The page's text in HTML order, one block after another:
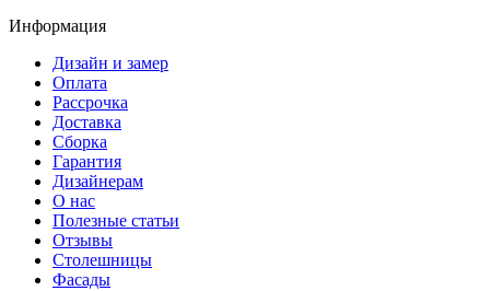
Информация
Дизайн и замер
Оплата
Рассрочка
Доставка
Сборка
Гарантия
Дизайнерам
О нас
Полезные статьи
Отзывы
Столешницы
Фасады